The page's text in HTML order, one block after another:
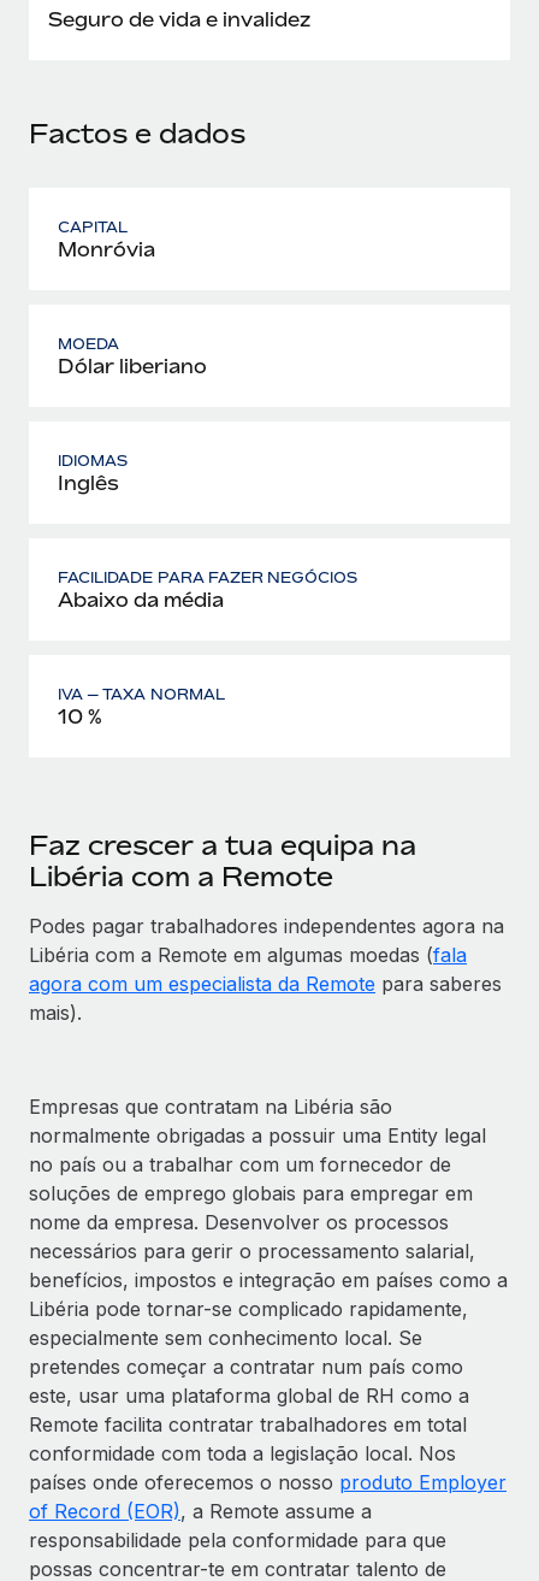
Seguro de vida e invalidez
Factos e dados
CAPITAL
Monróvia
MOEDA
Dólar liberiano
IDIOMAS
Inglês
FACILIDADE PARA FAZER NEGÓCIOS
Abaixo da média
IVA — TAXA NORMAL
10 %
Faz crescer a tua equipa na
Libéria com a Remote
Podes pagar trabalhadores independentes agora na
Libéria com a Remote em algumas moedas (fala
agora com um especialista da Remote para saberes
mais).
Empresas que contratam na Libéria são
normalmente obrigadas a possuir uma Entity legal
no país ou a trabalhar com um fornecedor de
soluções de emprego globais para empregar em
nome da empresa. Desenvolver os processos
necessários para gerir o processamento salarial,
benefícios, impostos e integração em países como a
Libéria pode tornar-se complicado rapidamente,
especialmente sem conhecimento local. Se
pretendes começar a contratar num país como
este, usar uma plataforma global de RH como a
Remote facilita contratar trabalhadores em total
conformidade com toda a legislação local. Nos
países onde oferecemos o nosso produto Employer
of Record (EOR), a Remote assume a
responsabilidade pela conformidade para que
possas concentrar-te em contratar talento de